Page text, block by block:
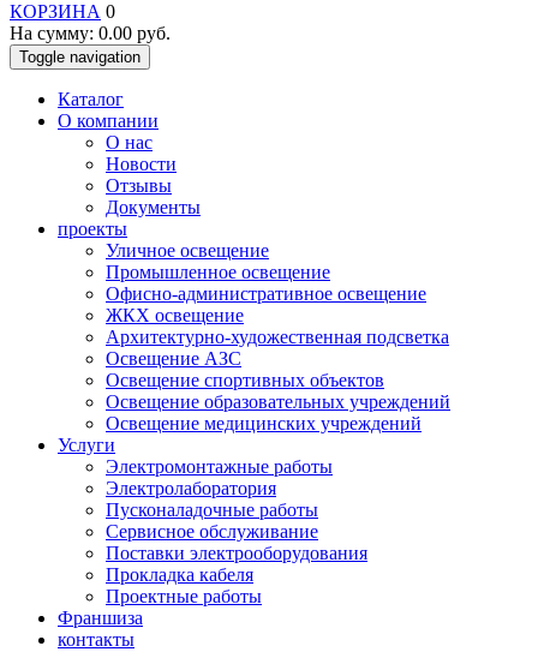
КОРЗИНА 0
На сумму: 0.00 руб.
Toggle navigation
Каталог
О компании
О нас
Новости
Отзывы
Документы
проекты
Уличное освещение
Промышленное освещение
Офисно-административное освещение
ЖКХ освещение
Архитектурно-художественная подсветка
Освещение АЗС
Освещение спортивных объектов
Освещение образовательных учреждений
Освещение медицинских учреждений
Услуги
Электромонтажные работы
Электролаборатория
Пусконаладочные работы
Сервисное обслуживание
Поставки электрооборудования
Прокладка кабеля
Проектные работы
Франшиза
контакты